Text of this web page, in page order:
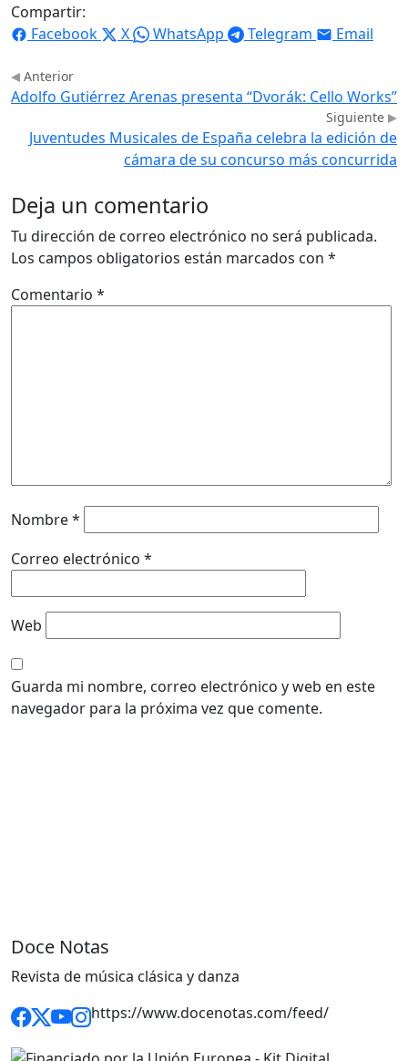
Compartir:
Facebook
X WhatsApp Telegram Email
Anterior
Adolfo Gutiérrez Arenas presenta “Dvorák: Cello Works”
Siguiente
Juventudes Musicales de España celebra la edición de
cámara de su concurso más concurrida
Deja un comentario
Tu dirección de correo electrónico no será publicada.
Los campos obligatorios están marcados con *
Comentario *
Nombre*
Correo electrónico *
Web
Guarda mi nombre, correo electrónico y web en este
navegador para la próxima vez que comente.
Doce Notas
Revista de música clásica y danza
https://www.docenotas.com/feed/